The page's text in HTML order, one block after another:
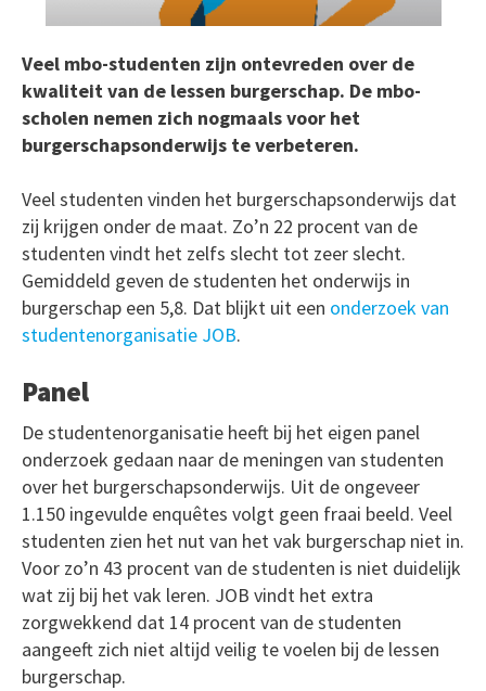
Veel mbo-studenten zijn ontevreden over de
kwaliteit van de lessen burgerschap. De mbo-
scholen nemen zich nogmaals voor het
burgerschapsonderwijs te verbeteren.
Veel studenten vinden het burgerschapsonderwijs dat
zij krijgen onder de maat. Zo’n 22 procent van de
studenten vindt het zelfs slecht tot zeer slecht.
Gemiddeld geven de studenten het onderwijs in
burgerschap een 5,8. Dat blijkt uit een onderzoek van
studentenorganisatie JOB.
Panel
De studentenorganisatie heeft bij het eigen panel
onderzoek gedaan naar de meningen van studenten
over het burgerschapsonderwijs. Uit de ongeveer
1.150 ingevulde enquêtes volgt geen fraai beeld. Veel
studenten zien het nut van het vak burgerschap niet in.
Voor zo’n 43 procent van de studenten is niet duidelijk
wat zij bij het vak leren. JOB vindt het extra
zorgwekkend dat 14 procent van de studenten
aangeeft zich niet altijd veilig te voelen bij de lessen
burgerschap.